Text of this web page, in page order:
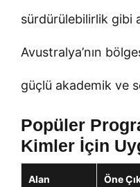
sürdürülebilirlik gibi
Avustralya’nın
güçlü akademik ve
Popüler
Kimler İçin
Alan Öne